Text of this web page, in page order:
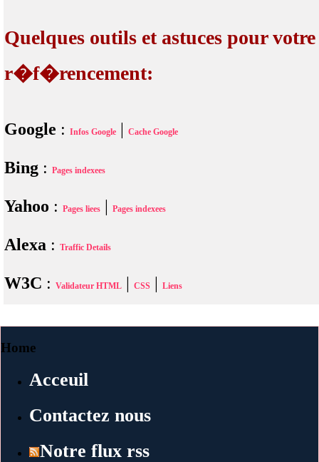
Quelques outils et astuces pour votre
r�f�rencement:
Google : Infos Google Cache Google
Bing : Pages indexees
Yahoo : Pages liees Pages indexees
Alexa : Traffic Details
W3C : Validateur HTML CSS Liens
Home
Acceuil
Contactez nous
Notre flux rss